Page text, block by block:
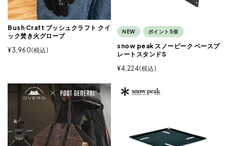
Bush Craft ブッシュクラフト クイ
ック焚き火グローブ
¥3,960 税込
NEW ポイント5倍
snow peak スノーピーク ベースプ
レートスタンドS
¥4,224 税込